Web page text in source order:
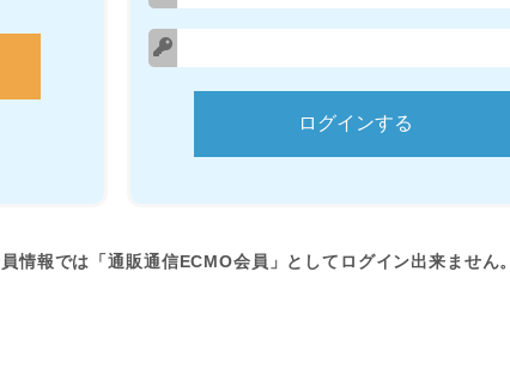
情報では「通販通信ECMO会員」としてログイン出来ません。